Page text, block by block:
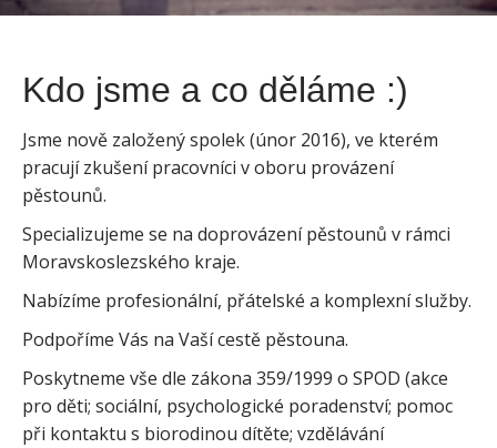
Kdo jsme a co děláme :)
Jsme nově založený spolek (únor 2016), ve kterém
pracují zkušení pracovníci v oboru provázení
pěstounů.
Specializujeme se na doprovázení pěstounů v rámci
Moravskoslezského kraje.
Nabízíme profesionální, přátelské a komplexní služby.
Podpoříme Vás na Vaší cestě pěstouna.
Poskytneme vše dle zákona 359/1999 o SPOD (akce
pro děti; sociální, psychologické poradenství; pomoc
při kontaktu s biorodinou dítěte; vzdělávání